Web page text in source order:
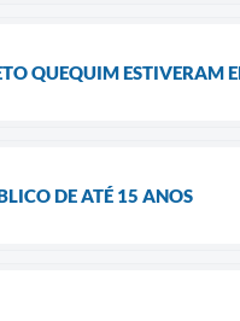
QUEQUIM ESTIVERAM
DE ATÉ 15 ANOS